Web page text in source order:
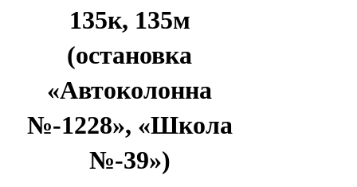
135к, 135м
(остановка
«Автоколонна
№-1228», «Школа
№-39»)